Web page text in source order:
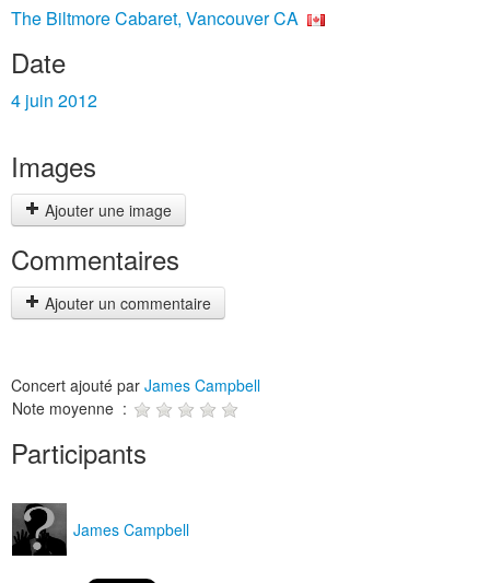
The Biltmore Cabaret, Vancouver CA
Date
4 juin 2012
Images
Ajouter une image
Commentaires
Ajouter un commentaire
Concert ajouté par James Campbell
Note moyenne :
Participants
James Campbell